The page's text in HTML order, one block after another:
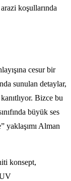
koşullarında
cesur bir
sunulan detaylar,
Bizce bu
büyük ses
yaklaşımı Alman
konsept,